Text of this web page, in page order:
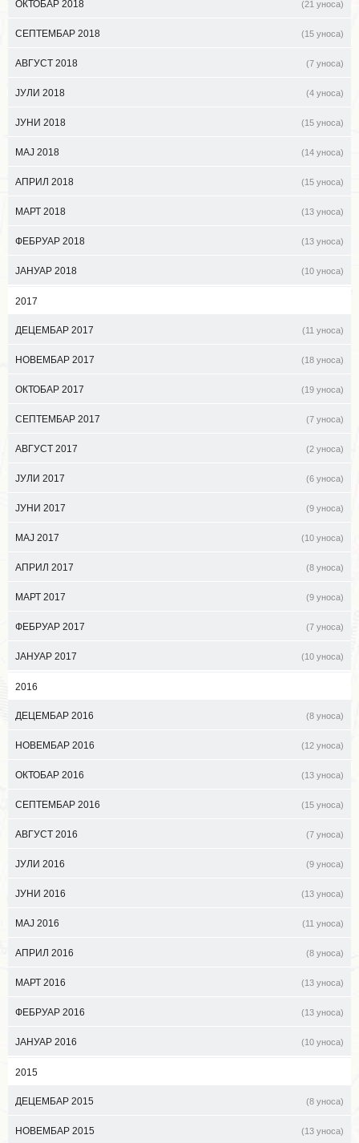
ОКТОБАР 2018 (21 уноса)
СЕПТЕМБАР 2018 (15 уноса)
АВГУСТ 2018 (7 уноса)
ЈУЛИ 2018 (4 уноса)
ЈУНИ 2018 (15 уноса)
МАЈ 2018 (14 уноса)
АПРИЛ 2018 (15 уноса)
МАРТ 2018 (13 уноса)
ФЕБРУАР 2018 (13 уноса)
ЈАНУАР 2018 (10 уноса)
2017
ДЕЦЕМБАР 2017 (11 уноса)
НОВЕМБАР 2017 (18 уноса)
ОКТОБАР 2017 (19 уноса)
СЕПТЕМБАР 2017 (7 уноса)
АВГУСТ 2017 (2 уноса)
ЈУЛИ 2017 (6 уноса)
ЈУНИ 2017 (9 уноса)
МАЈ 2017 (10 уноса)
АПРИЛ 2017 (8 уноса)
МАРТ 2017 (9 уноса)
ФЕБРУАР 2017 (7 уноса)
ЈАНУАР 2017 (10 уноса)
2016
ДЕЦЕМБАР 2016 (8 уноса)
НОВЕМБАР 2016 (12 уноса)
ОКТОБАР 2016 (13 уноса)
СЕПТЕМБАР 2016 (15 уноса)
АВГУСТ 2016 (7 уноса)
ЈУЛИ 2016 (9 уноса)
ЈУНИ 2016 (13 уноса)
МАЈ 2016 (11 уноса)
АПРИЛ 2016 (8 уноса)
МАРТ 2016 (13 уноса)
ФЕБРУАР 2016 (13 уноса)
ЈАНУАР 2016 (10 уноса)
2015
ДЕЦЕМБАР 2015 (8 уноса)
НОВЕМБАР 2015 (13 уноса)